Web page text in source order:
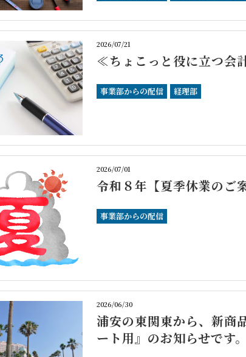
2026/07/21
≪ちょこっと役に立つ会
事業部からの配信 経理部
2026/07/01
令和８年【夏季休業のご
事業部からの配信
2026/06/30
浦安の東関東から、新商
ート用』のお知らせです。